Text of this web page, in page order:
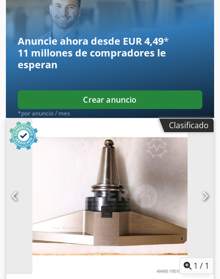
Anuncie ahora desde EUR 4,49*
11 millones de compradores le
esperan
Crear anuncio
*por anuncio / mes
Clasificado
1 / 1